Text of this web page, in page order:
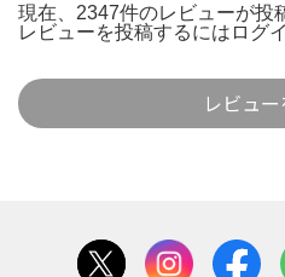
現在、2347件のレビューが投
レビューを投稿するには ログ
レビュー